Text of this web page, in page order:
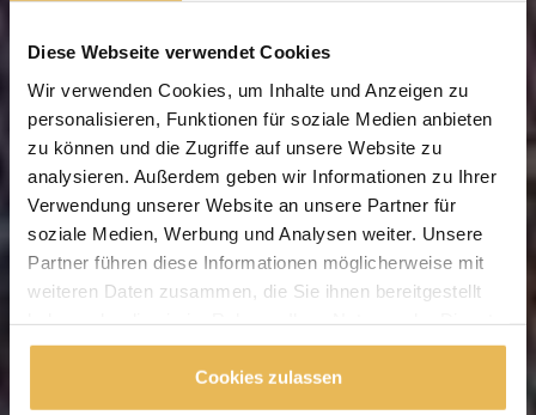
Diese Webseite verwendet Cookies
Wir verwenden Cookies, um Inhalte und Anzeigen zu
personalisieren, Funktionen für soziale Medien anbieten
zu können und die Zugriffe auf unsere Website zu
analysieren. Außerdem geben wir Informationen zu Ihrer
Verwendung unserer Website an unsere Partner für
soziale Medien, Werbung und Analysen weiter. Unsere
Partner führen diese Informationen möglicherweise mit
weiteren Daten zusammen, die Sie ihnen bereitgestellt
gesammelt haben.
Cookies zulassen